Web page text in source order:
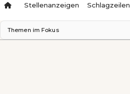
Stellenanzeigen Schlagzeilen
Themen im Fokus